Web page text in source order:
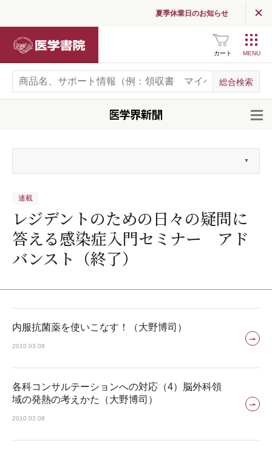
夏季休業日のお知らせ
カート
連載
レジデントのための日々の疑問に
答える感染症入門セミナー アド
バンスト（終了）
内服抗菌薬を使いこなす！（大野博司）
2010.03.08
各科コンサルテーションへの対応（4）脳外科領
域の発熱の考えかた（大野博司）
2010.02.08